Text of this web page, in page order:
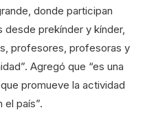
donde participan
prekínder y kínder,
profesores, profesoras y
Agregó que “es una
promueve la actividad
el país”.